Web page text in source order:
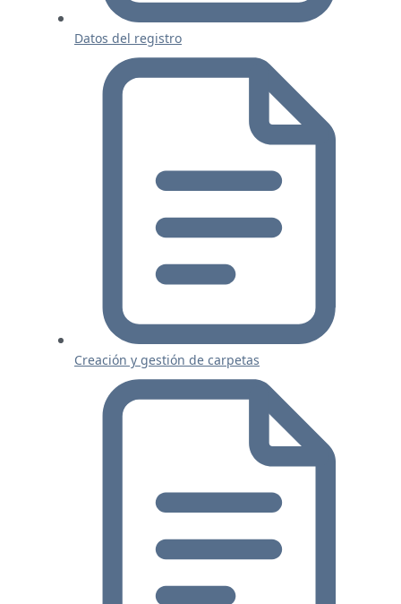
Datos del registro
Creación y gestión de carpetas